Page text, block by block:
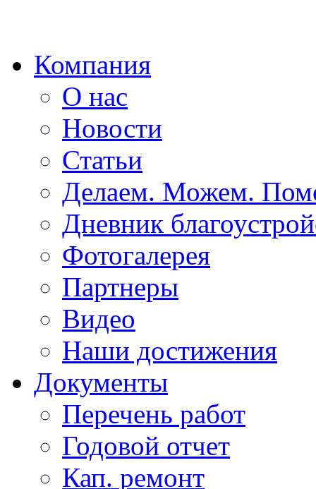
Компания
О нас
Новости
Статьи
Делаем. Можем.
Дневник
Фотогалерея
Партнеры
Видео
Наши достижения
Документы
Перечень работ
Годовой отчет
Кап. ремонт